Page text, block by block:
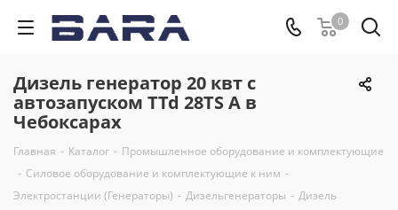
0
Дизель генератор 20 квт с
автозапуском TTd 28TS A в
Чебоксарах
Главная - Каталог - Промышленное оборудование и комплектующие
- Силовое оборудование и комплектующие к ним -
Электростанции (Генераторы) - Дизельгенераторы - Дизель